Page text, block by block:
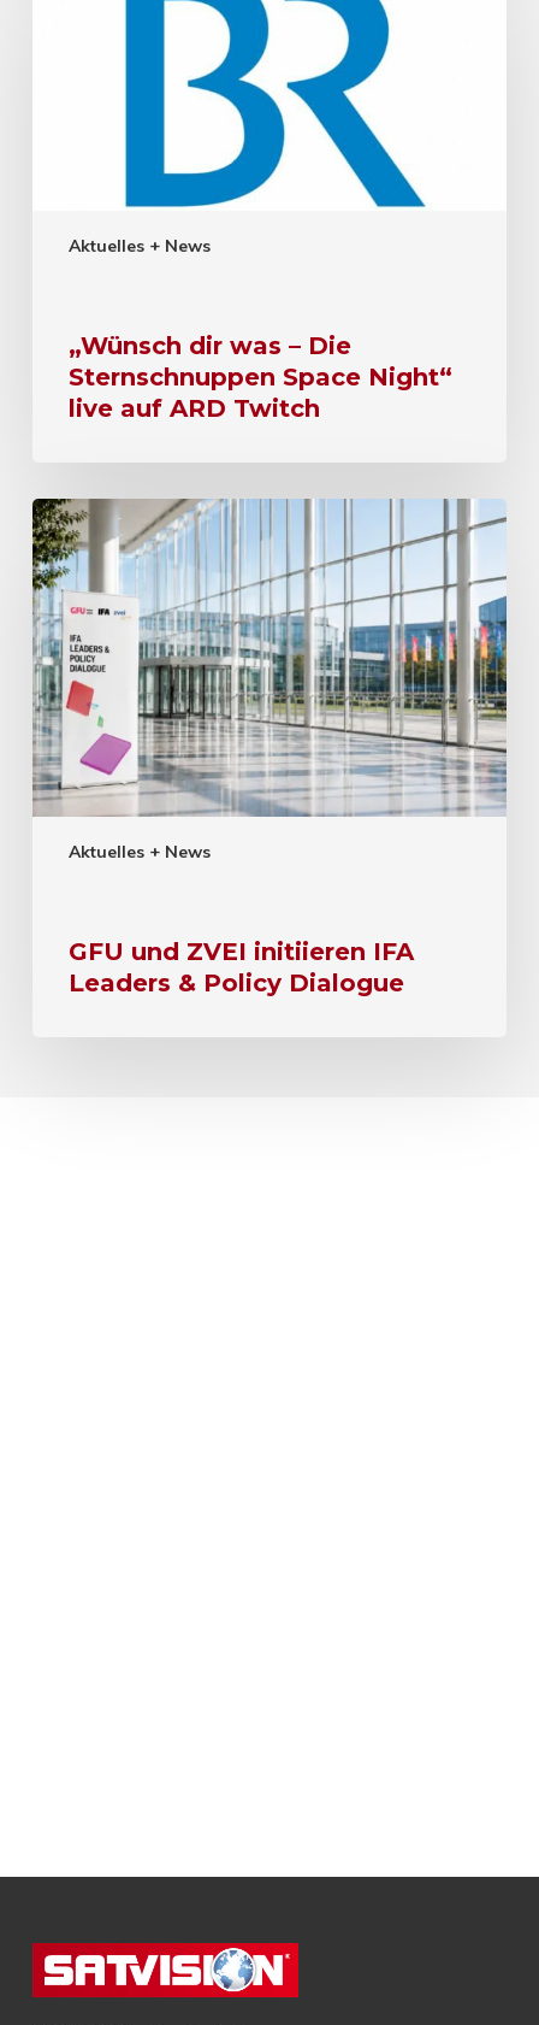
Aktuelles + News
„Wünsch dir was – Die
Sternschnuppen Space Night“
live auf ARD Twitch
Aktuelles + News
GFU und ZVEI initiieren IFA
Leaders & Policy Dialogue